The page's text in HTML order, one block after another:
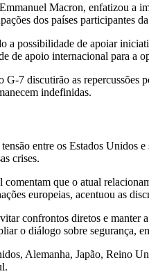
Macron, enfatizou a
dos países participantes
a possibilidade de apoiar
de apoio internacional para a
G-7 discutirão as
indefinidas.
entre os Estados
crises.
que o atual
europeias, acentuou as
confrontos diretos e
o diálogo sobre segurança,
Alemanha, Japão, Reino